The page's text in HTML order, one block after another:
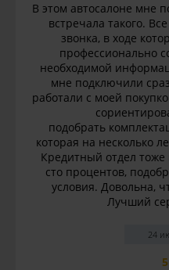
В этом автосалоне мне
встречала такого.
звонка, в ходе
профессионально
необходимой
мне подключили
работали с моей
подобрать
которая на несколько
Кредитный отдел
сто процентов,
условия. Довольна,
Лучший
24
5